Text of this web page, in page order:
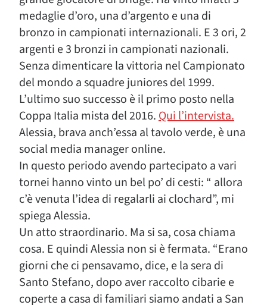
medaglie d’oro, una d’argento e una di
bronzo in campionati internazionali. E 3 ori, 2
argenti e 3 bronzi in campionati nazionali.
Senza dimenticare la vittoria nel Campionato
del mondo a squadre juniores del 1999.
L’ultimo suo successo è il primo posto nella
Coppa Italia mista del 2016.Qui l’intervista.
Alessia, brava anch’essa al tavolo verde, è una
social media manager online.
In questo periodo avendo partecipato a vari
tornei hanno vinto un bel po’ di cesti: “ allora
c’è venuta l’idea di regalarli ai clochard”, mi
spiega Alessia.
Un atto straordinario. Ma si sa, cosa chiama
cosa. E quindi Alessia non si è fermata. “Erano
giorni che ci pensavamo, dice, e la sera di
Santo Stefano, dopo aver raccolto cibarie e
coperte a casa di familiari siamo andati a San